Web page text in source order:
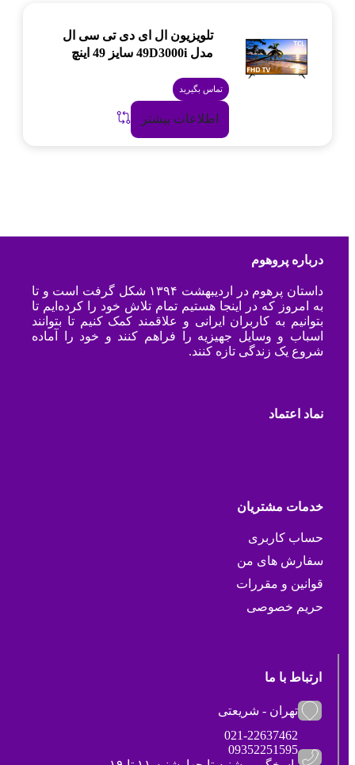
تلویزیون ال ای دی تی سی ال
مدل 49D3000i سایز 49 اینچ
تماس بگیرید
اطلاعات بیشتر
درباره پروهوم
داستان پرهوم در اردیبهشت ۱۳۹۴ شکل گرفت است و تا
به امروز که در اینجا هستیم تمام تلاش خود را کرده‌ایم تا
بتوانیم به کاربران ایرانی و علاقمند کمک کنیم تا بتوانند
اسباب و وسایل جهیزیه را فراهم کنند و خود را آماده
شروع یک زندگی تازه کنند.
نماد اعتماد
خدمات مشتریان
حساب کاربری
سفارش های من
قوانین و مقررات
حریم خصوصی
ارتباط با ما
تهران - شریعتی
021-22637462
09352251595